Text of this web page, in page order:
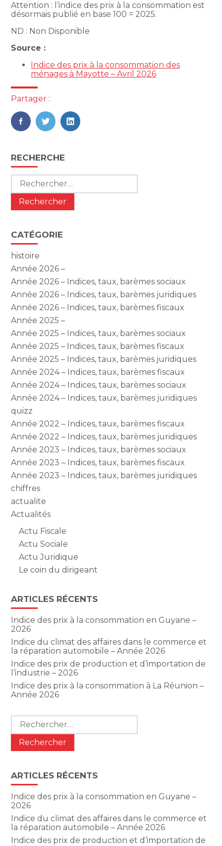
Attention : l’indice des prix à la consommation est
désormais publié en base 100 = 2025.
ND : Non Disponible
Source :
Indice des prix à la consommation des
ménages à Mayotte – Avril 2026
Partager :
FaceBook
TwitterLinkedIn
Blog
sidebar
RECHERCHE
Rechercher :
CATÉGORIE
histoire
Année 2026 –
Année 2026 – Indices, taux, barèmes sociaux
Année 2026 – Indices, taux, barèmes juridiques
Année 2026 – Indices, taux, barèmes fiscaux
Année 2025 –
Année 2025 – Indices, taux, barèmes sociaux
Année 2025 – Indices, taux, barèmes fiscaux
Année 2025 – Indices, taux, barèmes juridiques
Année 2024 – Indices, taux, barèmes fiscaux
Année 2024 – Indices, taux, barèmes sociaux
Année 2024 – Indices, taux, barèmes juridiques
quizz
Année 2022 – Indices, taux, barèmes fiscaux
Année 2022 – Indices, taux, barèmes juridiques
Année 2023 – Indices, taux, barèmes sociaux
Année 2023 – Indices, taux, barèmes fiscaux
Année 2023 – Indices, taux, barèmes juridiques
chiffres
actualite
Actualités
Actu Fiscale
Actu Sociale
Actu Juridique
Le coin du dirigeant
ARTICLES RÉCENTS
Indice des prix à la consommation en Guyane –
2026
Indice du climat des affaires dans le commerce et
la réparation automobile – Année 2026
Indice des prix de production et d’importation de
l’industrie – 2026
Indice des prix à la consommation à La Réunion –
Année 2026
Rechercher :
ARTICLES RÉCENTS
Indice des prix à la consommation en Guyane –
2026
Indice du climat des affaires dans le commerce et
la réparation automobile – Année 2026
Indice des prix de production et d’importation de